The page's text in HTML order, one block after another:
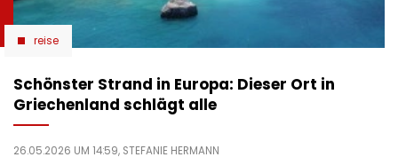
reise
Schönster Strand in Europa: Dieser Ort in
Griechenland schlägt alle
26.05.2026 UM 14:59, STEFANIE HERMANN